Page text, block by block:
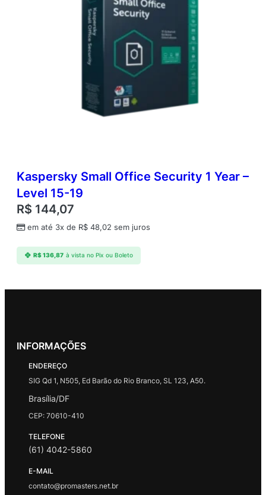
Kaspersky Small Office Security 1 Year –
Level 15-19
R$ 144,07
em até 3x de R$ 48,02 sem juros
R$136,87 à vista no Pix ou Boleto
INFORMAÇÕES
ENDEREÇO
SIG Qd 1, N505, Ed Barão do Rio Branco, SL 123, A50.
Brasília/DF
CEP: 70610-410
TELEFONE
(61) 4042-5860
E-MAIL
contato@promasters.net.br